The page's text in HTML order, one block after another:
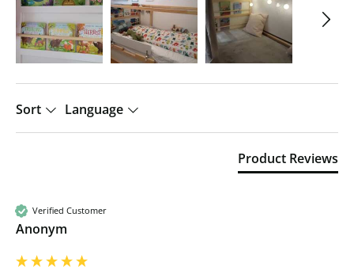
Sort Language
Product Reviews
Verified Customer
Anonym